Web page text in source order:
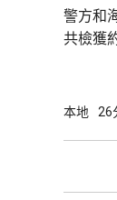
警方和
共檢獲
有亮起
本地 26